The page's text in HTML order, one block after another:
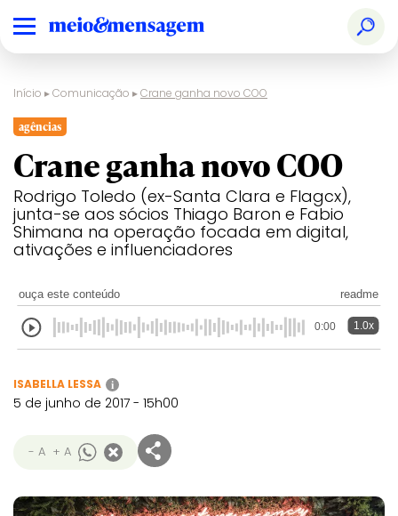
Início ▸Comunicação ▸Crane ganha novo COO
agências
Crane ganha novo COO
Rodrigo Toledo (ex-Santa Clara e Flagcx),
junta-se aos sócios Thiago Baron e Fabio
Shimana na operação focada em digital,
ativações e influenciadores
ouça este conteúdo readme
0:00 1.0x
ISABELLA LESSA i
5 de junho de 2017 - 15h00
- A + A